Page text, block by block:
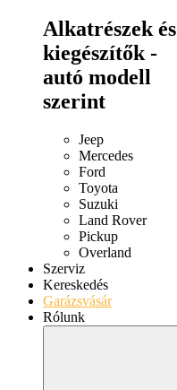
Alkatrészek és
kiegészítők -
autó modell
szerint
Jeep
Mercedes
Ford
Toyota
Suzuki
Land Rover
Pickup
Overland
Szerviz
Kereskedés
Garázsvásár
Rólunk